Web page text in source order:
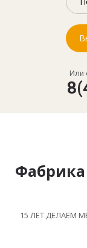
Или
15 ЛЕТ ДЕЛАЕМ